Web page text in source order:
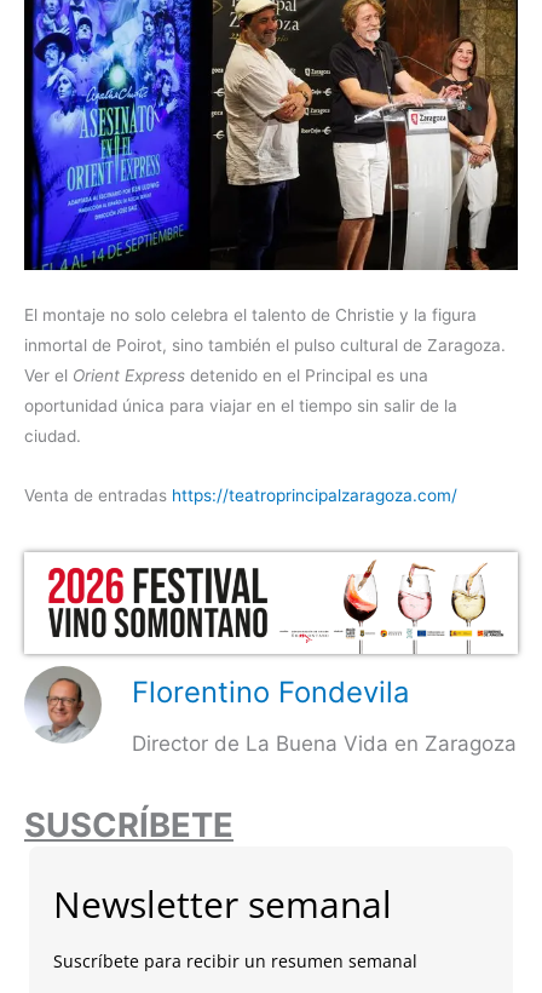
El montaje no solo celebra el talento de Christie y la figura
inmortal de Poirot, sino también el pulso cultural de Zaragoza.
Ver el Orient Express detenido en el Principal es una
oportunidad única para viajar en el tiempo sin salir de la
ciudad.
Venta de entradas https://teatroprincipalzaragoza.com/
Florentino Fondevila
Director de La Buena Vida en Zaragoza
SUSCRÍBETE
Newsletter semanal
Suscríbete para recibir un resumen semanal